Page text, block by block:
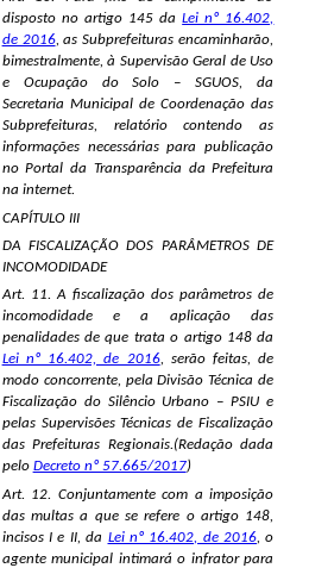
disposto no artigo 145 daLei nº 16.402,
de 2016, as Subprefeituras encaminharão,
bimestralmente, à Supervisão Geral de Uso
e Ocupação do Solo – SGUOS, da
Secretaria Municipal de Coordenação das
Subprefeituras, relatório contendo as
informações necessárias para publicação
no Portal da Transparência da Prefeitura
na internet.
CAPÍTULO III
DA FISCALIZAÇÃO DOS PARÂMETROS DE
INCOMODIDADE
Art. 11. A fiscalização dos parâmetros de
incomodidade e a aplicação das
penalidades de que trata o artigo 148 da
Lei nº 16.402, de 2016, serão feitas, de
modo concorrente, pela Divisão Técnica de
Fiscalização do Silêncio Urbano – PSIU e
pelas Supervisões Técnicas de Fiscalização
das Prefeituras Regionais.(Redação dada
pelo Decreto nº 57.665/2017)
Art. 12. Conjuntamente com a imposição
das multas a que se refere o artigo 148,
incisos I e II, da Lei nº 16.402, de 2016, o
agente municipal intimará o infrator para